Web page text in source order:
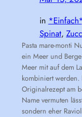
in *Einfach*
Spinat,
Pasta mare-monti
ein Meer und
Meer mit auf dem
kombiniert werden.
Originalrezept am
Name vermuten
sondern eher